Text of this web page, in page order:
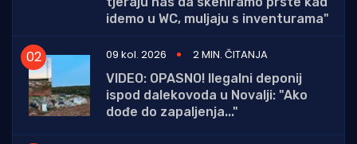
idemo u WC, muljaju s inventurama"
09 kol. 2026
2 MIN. ČITANJA
VIDEO: OPASNO! Ilegalni deponij
ispod dalekovoda u Novalji: "Ako
dođe do zapaljenja..."